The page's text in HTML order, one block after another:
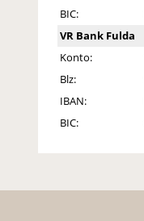
BIC:
VR Bank Fulda
Konto:
Blz:
IBAN:
BIC: